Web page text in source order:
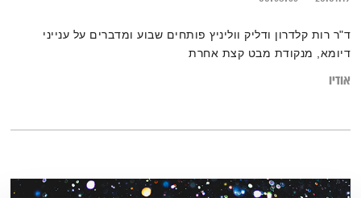
ד"ר רות קלדרון ודליק ווליניץ פותחים שבוע ומדברים על ענייני
דיומא, מנקודת מבט קצת אחרת
אודיו